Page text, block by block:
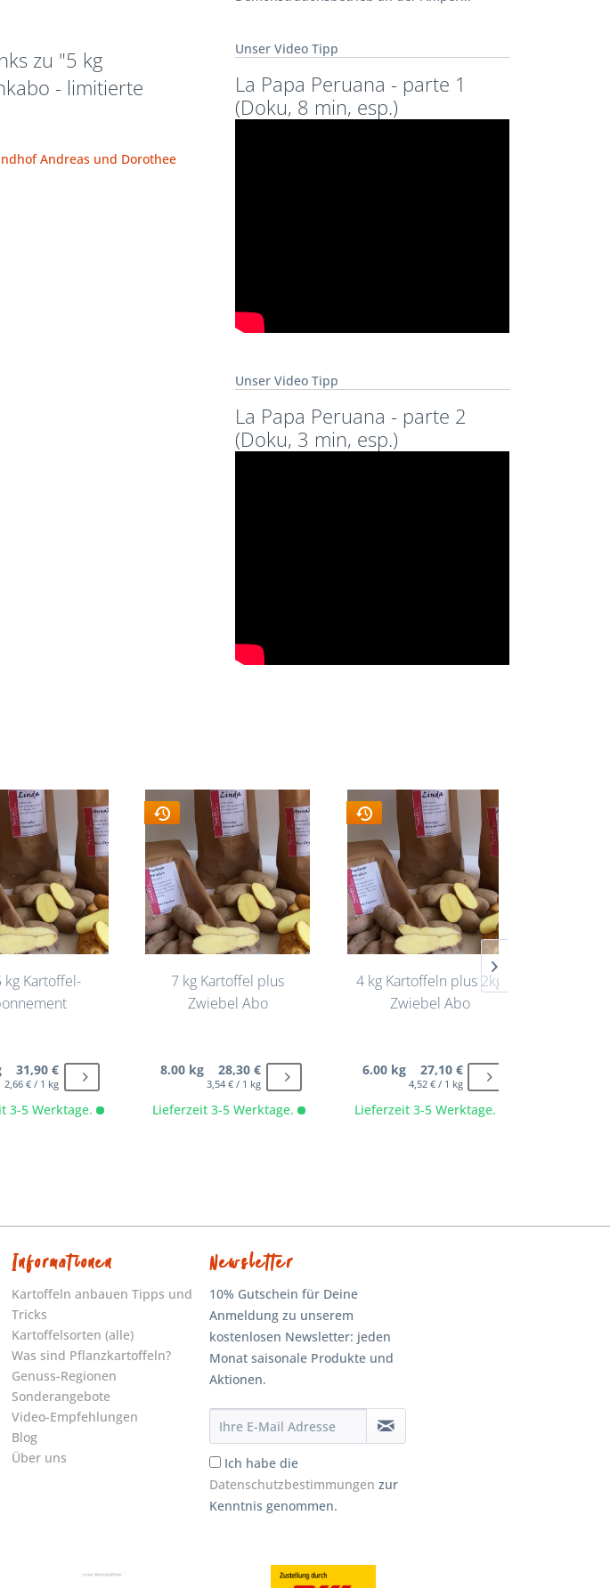
zu "5 kg
- limitierte
Andreas und Dorothee
Unser Video Tipp
La Papa Peruana - parte 1
(Doku, 8 min, esp.)
Unser Video Tipp
La Papa Peruana - parte 2
(Doku, 3 min, esp.)
kg Kartoffel-
3-5 Werktage.
31,90 €
2,66 € / 1 kg
7 kg Kartoffel plus
Zwiebel Abo
Lieferzeit 3-5 Werktage.
8.00 kg 28,30 €
3,54 € / 1 kg
4 kg Kartoffeln plus 2kg
Zwiebel Abo
Lieferzeit 3-5 Werktage.
6.00 kg 27,10 €
4,52 € / 1 kg
Informationen
Kartoffeln anbauen Tipps und
Tricks
Kartoffelsorten (alle)
Was sind Pflanzkartoffeln?
Genuss-Regionen
Sonderangebote
Video-Empfehlungen
Blog
Über uns
Newsletter
10% Gutschein für Deine
Anmeldung zu unserem
kostenlosen Newsletter: jeden
Monat saisonale Produkte und
Aktionen.
Ich habe die
Datenschutzbestimmungen zur
Kenntnis genommen.